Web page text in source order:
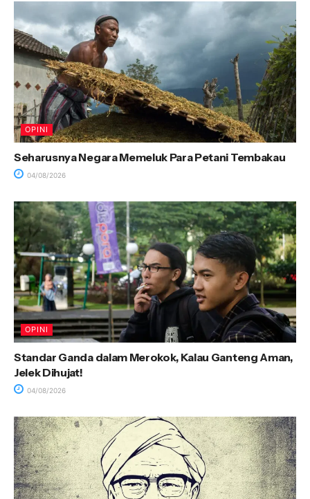
OPINI
Seharusnya Negara Memeluk Para Petani Tembakau
04/08/2026
OPINI
Standar Ganda dalam Merokok, Kalau Ganteng Aman,
Jelek Dihujat!
04/08/2026